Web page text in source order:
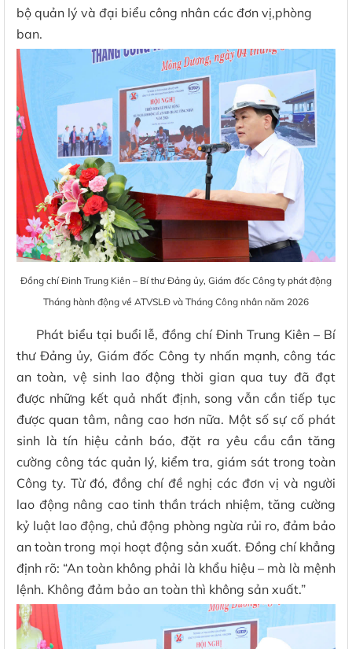
bộ quản lý và đại biểu công nhân các đơn vị,phòng
ban.
Đồng chí Đinh Trung Kiên – Bí thư Đảng ủy, Giám đốc Công ty phát động
Tháng hành động về ATVSLĐ và Tháng Công nhân năm 2026
Phát biểu tại buổi lễ, đồng chí Đinh Trung Kiên – Bí
thư Đảng ủy, Giám đốc Công ty nhấn mạnh, công tác
an toàn, vệ sinh lao động thời gian qua tuy đã đạt
được những kết quả nhất định, song vẫn cần tiếp tục
được quan tâm, nâng cao hơn nữa. Một số sự cố phát
sinh là tín hiệu cảnh báo, đặt ra yêu cầu cần tăng
cường công tác quản lý, kiểm tra, giám sát trong toàn
Công ty. Từ đó, đồng chí đề nghị các đơn vị và người
lao động nâng cao tinh thần trách nhiệm, tăng cường
kỷ luật lao động, chủ động phòng ngừa rủi ro, đảm bảo
an toàn trong mọi hoạt động sản xuất. Đồng chí khẳng
định rõ: “An toàn không phải là khẩu hiệu – mà là mệnh
lệnh. Không đảm bảo an toàn thì không sản xuất.”